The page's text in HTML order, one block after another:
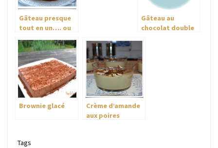
Gâteau presque
tout en un…. ou
meringué
Gâteau au
chocolat double
Brownie glacé
Crème d’amande
aux poires
Tags